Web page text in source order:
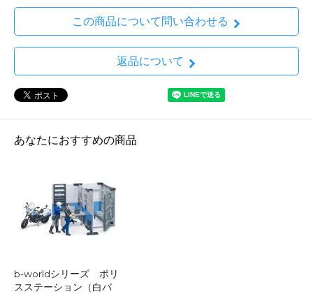
この商品について問い合わせる
返品について
あなたにおすすめの商品
b-worldシリーズ ポリ
スステーション（白バ